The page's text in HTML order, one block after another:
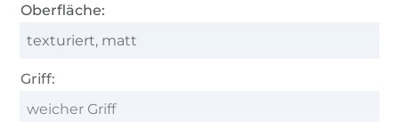
Oberfläche:
texturiert, matt
Griff:
weicher Griff